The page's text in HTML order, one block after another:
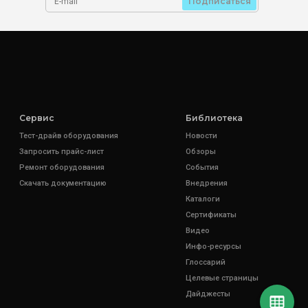
Сервис
Тест-драйв оборудования
Запросить прайс-лист
Ремонт оборудования
Скачать документацию
Библиотека
Новости
Обзоры
События
Внедрения
Каталоги
Сертификаты
Видео
Инфо-ресурсы
Глоссарий
Целевые страницы
Дайджесты